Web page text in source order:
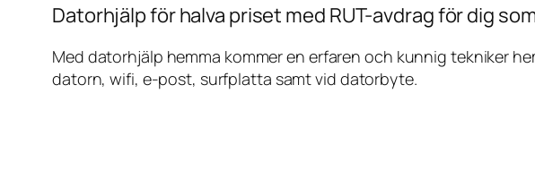
Datorhjälp för halva priset med RUT-avdrag för dig
Med datorhjälp hemma kommer en erfaren och kunnig tekniker
datorn, wifi, e-post, surfplatta samt vid datorbyte.